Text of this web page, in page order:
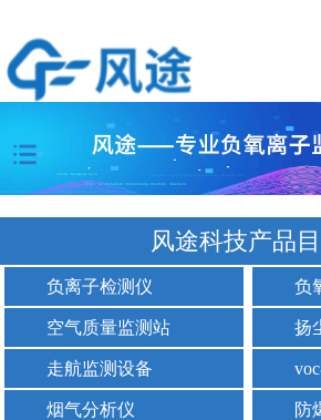
风途科技产品
负离子检测仪 负
空气质量监测站 扬
走航监测设备
烟气分析仪 防